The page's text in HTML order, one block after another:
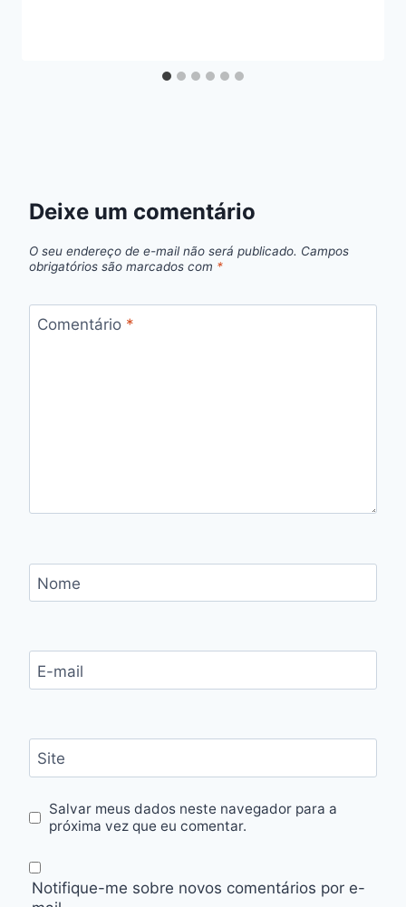
Deixe um comentário
O seu endereço de e-mail não será publicado. Campos
obrigatórios são marcados com *
Comentário *
Nome
E-mail
Site
Salvar meus dados neste navegador para a
próxima vez que eu comentar.
Notifique-me sobre novos comentários por e-